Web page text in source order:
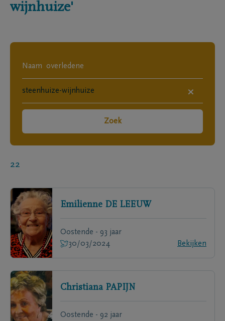
wijnhuize'
×
Zoek
22
Emilienne DE LEEUW
Oostende - 93 jaar
30/03/2024
Bekijken
Christiana PAPIJN
Oostende - 92 jaar